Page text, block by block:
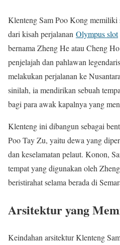
Klenteng Sam Poo Kong memiliki
dari kisah perjalanan Olympus slot
bernama Zheng He atau Cheng
penjelajah dan pahlawan
melakukan perjalanan ke
sinilah, ia mendirikan sebuah
bagi para awak kapalnya yang
Klenteng ini dibangun sebagai
Poo Tay Zu, yaitu dewa yang
dan keselamatan pelaut. Konon,
tempat yang digunakan oleh
beristirahat selama berada di
Arsitektur yang
Keindahan arsitektur Klenteng